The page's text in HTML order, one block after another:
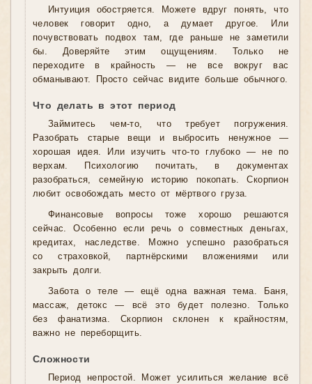
Интуиция обостряется. Можете вдруг понять, что
человек говорит одно, а думает другое. Или
почувствовать подвох там, где раньше не заметили
бы. Доверяйте этим ощущениям. Только не
переходите в крайность — не все вокруг вас
обманывают. Просто сейчас видите больше обычного.
Что делать в этот период
Займитесь чем-то, что требует погружения.
Разобрать старые вещи и выбросить ненужное —
хорошая идея. Или изучить что-то глубоко — не по
верхам. Психологию почитать, в документах
разобраться, семейную историю покопать. Скорпион
любит освобождать место от мёртвого груза.
Финансовые вопросы тоже хорошо решаются
сейчас. Особенно если речь о совместных деньгах,
кредитах, наследстве. Можно успешно разобраться
со страховкой, партнёрскими вложениями или
закрыть долги.
Забота о теле — ещё одна важная тема. Баня,
массаж, детокс — всё это будет полезно. Только
без фанатизма. Скорпион склонен к крайностям,
важно не переборщить.
Сложности
Период непростой. Может усилиться желание всё